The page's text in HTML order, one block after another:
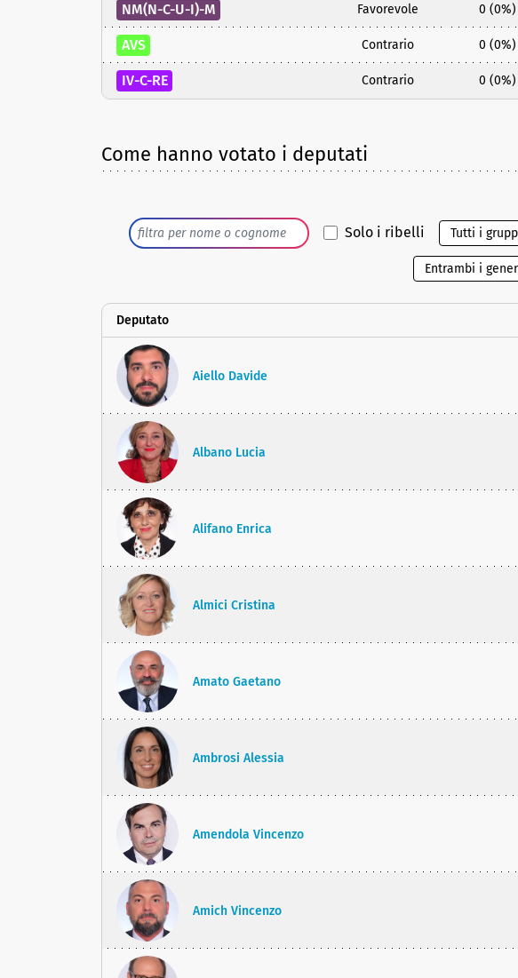
NM(N-C-U-I)-M Favorevole 0 (0%)
AVS Contrario 0 (0%)
IV-C-RE Contrario 0 (0%)
Come hanno votato i deputati
Solo i ribelli
Deputato
Aiello Davide
Albano Lucia
Alifano Enrica
Almici Cristina
Amato Gaetano
Ambrosi Alessia
Amendola Vincenzo
Amich Vincenzo